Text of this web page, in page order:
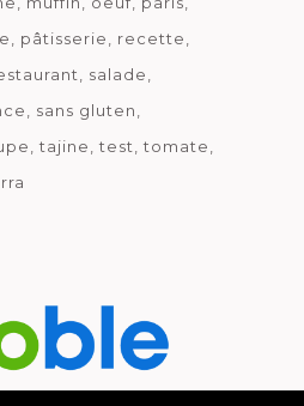
pâtisserie
recette
salade
sans gluten
tajine test
tomate